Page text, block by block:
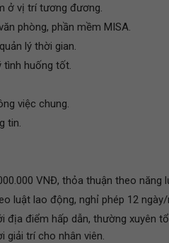
ở vị trí tương đương.
phòng, phần mềm MISA.
lý thời gian.
tình huống tốt.
việc chung.
tin.
VNĐ, thỏa thuận theo năng
luật lao động, nghỉ phép 12
địa điểm hấp dẫn, thường xuyên
giải trí cho nhân viên.